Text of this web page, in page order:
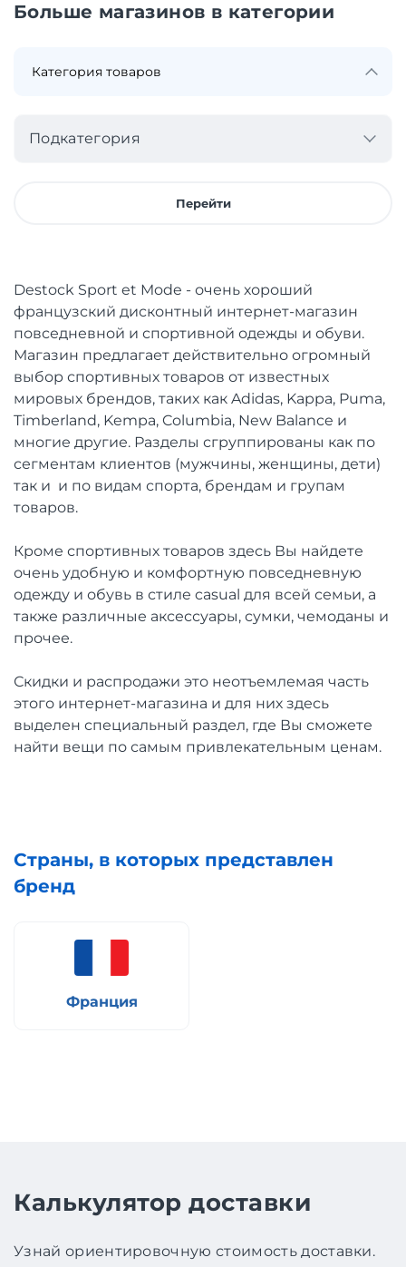
Больше магазинов в категории
Подкатегория
Перейти
Destock Sport et Mode - очень хороший
французский дисконтный интернет-магазин
повседневной и спортивной одежды и обуви.
Магазин предлагает действительно огромный
выбор спортивных товаров от известных
мировых брендов, таких как Adidas, Kappa, Puma,
Timberland, Kempa, Columbia, New Balance и
многие другие. Разделы сгруппированы как по
сегментам клиентов (мужчины, женщины, дети)
так и и по видам спорта, брендам и групам
товаров.
Кроме спортивных товаров здесь Вы найдете
очень удобную и комфортную повседневную
одежду и обувь в стиле casual для всей семьи, а
также различные аксессуары, сумки, чемоданы и
прочее.
Скидки и распродажи это неотъемлемая часть
этого интернет-магазина и для них здесь
выделен специальный раздел, где Вы сможете
найти вещи по самым привлекательным ценам.
Страны, в которых представлен
бренд
Франция
Калькулятор доставки
Узнай ориентировочную стоимость доставки.